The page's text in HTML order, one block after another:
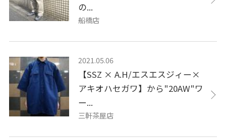
の...
船橋店
2021.05.06
【SSZ × A.H/エスエスジィー×
アキオハセガワ】から"20AW"ワ
ー...
三軒茶屋店